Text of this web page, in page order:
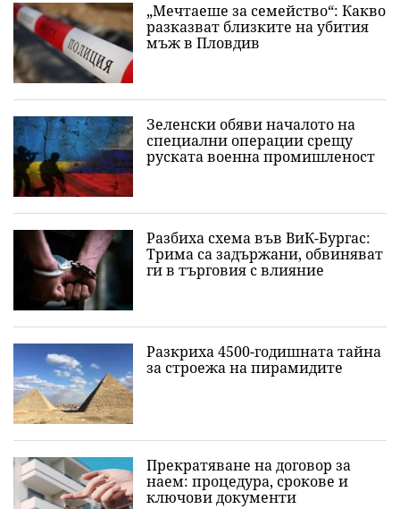
„Мечтаеше за семейство“: Какво
разказват близките на убития
мъж в Пловдив
Зеленски обяви началото на
специални операции срещу
руската военна промишленост
Разбиха схема във ВиК-Бургас:
Трима са задържани, обвиняват
ги в търговия с влияние
Разкриха 4500-годишната тайна
за строежа на пирамидите
Прекратяване на договор за
наем: процедура, срокове и
ключови документи